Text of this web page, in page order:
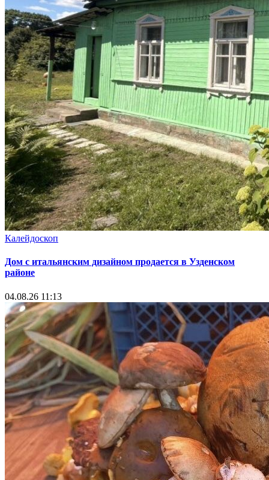
Калейдоскоп
Дом с итальянским дизайном продается в Узденском
районе
04.08.26 11:13